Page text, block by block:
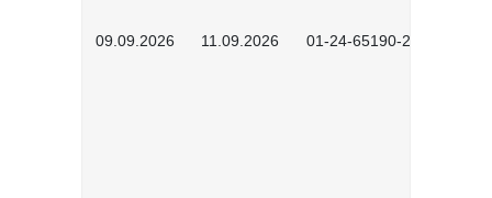
09.09.2026 11.09.2026 01-24-65190-2603